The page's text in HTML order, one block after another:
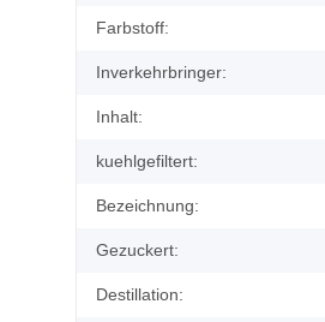
Farbstoff:
Inverkehrbringer:
Inhalt:
kuehlgefiltert:
Bezeichnung:
Gezuckert:
Destillation: